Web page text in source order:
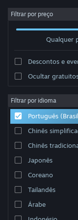
Iniciar sessão
Sobre
Suporte
Alterar idioma
Baixe o aplicativo
Ver versão para
Filtrar por preço
Qualquer
Descontos e
Ocultar
Filtrar por idioma
Português
Chinês
Chinês
Japonês
Coreano
Tailandês
Árabe
Desenvolvedor: Breogan
Ordenar por Relevância
1 resultado
acordo com as suas